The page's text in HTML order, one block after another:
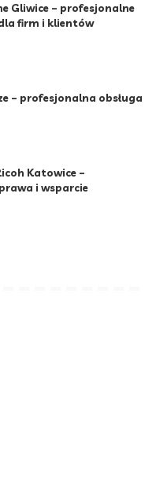
Gliwice – profesjonalne
firm i klientów
– profesjonalna obsługa
Katowice –
i wsparcie